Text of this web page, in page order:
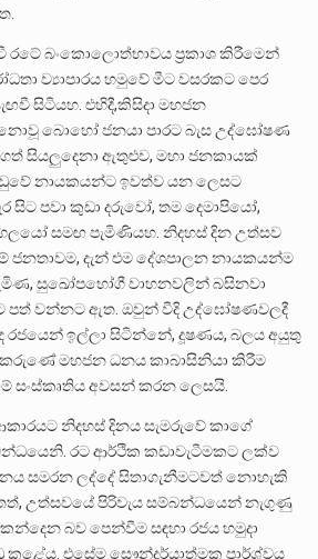
රටේ බංකොලොත්භාවය ප්‍රකාශ කිරීමෙන්
ව්‍යාපාරය හමුවේ මීට වසරකට පෙර
සිටියහ. එහිදී,කිසිදා මහජන
බොහෝ ජනයා පාරට බැස උද්ඝෝෂණ
සියලුදෙනා ඇතුළුව, මහා ජනකායක්
නායකයන්ට ඉවත්ව යන ලෙසට
සිට පවා කුඩා දරුවෝ, තම දෙමාපියෝ,
සමඟ පැමිණියහ. නිදහස් දින උත්සව
ජනතාවම, දැන් එම දේශපාලන නායකයන්ම
සුඛෝපභෝගී වාහනවලින් බසිනවා
පත් වන්නට ඇත. ඔවුන් වීදි උද්ඝෝෂණවලදී
රජයෙන් ඉල්ලා සිටින්නේ, දූෂණය, බලය අයුතු
මහජන ධනය කාබාසිනියා කිරීම
සංස්කෘතිය අවසන් කරන ලෙසයි.
නිදහස් දිනය සැමරුවේ කාගේ
රට ආර්ථික කඩාවැටීමකට ලක්ව
සමරන ලද්දේ සිතාගැනීමටවත් නොහැකි
උත්සවයේ පිරිවැය සම්බන්ධයෙන් නැගුණු
බව පෙන්වීම සඳහා රජය හමුදා
කළේය. එසේම සෞන්දර්යාත්මක පාර්ශ්වය